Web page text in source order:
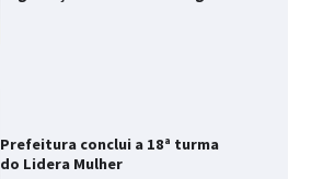
Prefeitura conclui a 18ª turma
do Lidera Mulher